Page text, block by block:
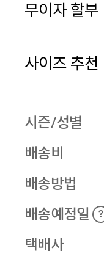
무이자 할부
사이즈 추천
시즌/성별
배송비
배송방법
배송예정일
?
택배사